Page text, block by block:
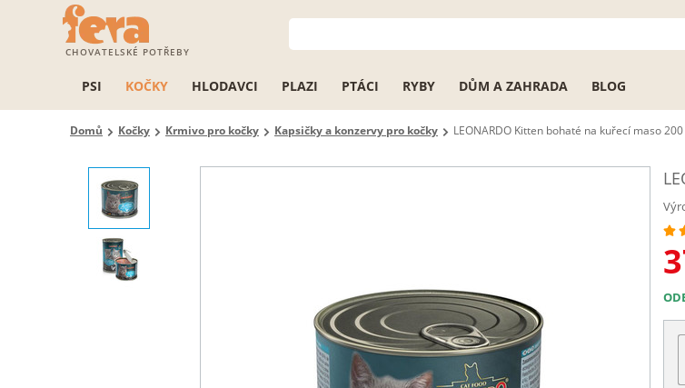
CHOVATELSKÉ POTŘEBY
PSI KOČKY HLODAVCI PLAZI PTÁCI RYBY DŮM A ZAHRADA BLOG
Domů Kočky Krmivo pro kočky Kapsičky a konzervy pro kočky LEONARDO Kitten bohaté na kuřecí maso